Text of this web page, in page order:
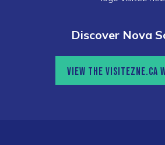
Discover Nova
VIEW THE VISITEZNE.CA